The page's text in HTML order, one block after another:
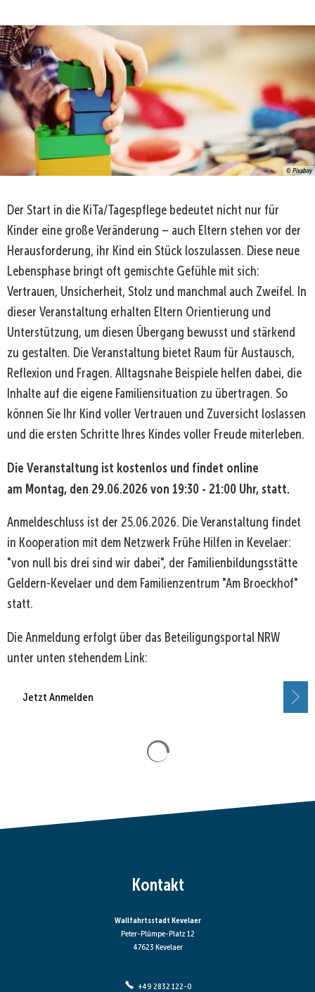
© Pixabay
Der Start in die KiTa/Tagespflege bedeutet nicht nur für
Kinder eine große Veränderung – auch Eltern stehen vor der
Herausforderung, ihr Kind ein Stück loszulassen. Diese neue
Lebensphase bringt oft gemischte Gefühle mit sich:
Vertrauen, Unsicherheit, Stolz und manchmal auch Zweifel. In
dieser Veranstaltung erhalten Eltern Orientierung und
Unterstützung, um diesen Übergang bewusst und stärkend
zu gestalten. Die Veranstaltung bietet Raum für Austausch,
Reflexion und Fragen. Alltagsnahe Beispiele helfen dabei, die
Inhalte auf die eigene Familiensituation zu übertragen. So
können Sie Ihr Kind voller Vertrauen und Zuversicht loslassen
und die ersten Schritte Ihres Kindes voller Freude miterleben.
Die Veranstaltung ist kostenlos und findet online
am Montag, den 29.06.2026 von 19:30 - 21:00 Uhr, statt.
Anmeldeschluss ist der 25.06.2026. Die Veranstaltung findet
in Kooperation mit dem Netzwerk Frühe Hilfen in Kevelaer:
"von null bis drei sind wir dabei", der Familienbildungsstätte
Geldern-Kevelaer und dem Familienzentrum "Am Broeckhof"
statt.
Die Anmeldung erfolgt über das Beteiligungsportal NRW
unter unten stehendem Link:
Jetzt Anmelden
Kontakt
Wallfahrtsstadt Kevelaer
Peter-Plümpe-Platz 12
47623 Kevelaer
+49 2832 122-0